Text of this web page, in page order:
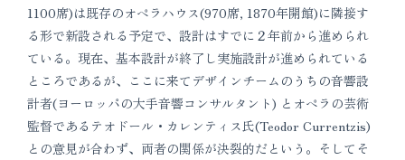
1100席)は既存のオペラハウス(970席, 1870年開館)に隣接す
る形で新設される予定で、設計はすでに２年前から進められ
ている。現在、基本設計が終了し実施設計が進められている
ところであるが、ここに来てデザインチームのうちの音響設
計者(ヨーロッパの大手音響コンサルタント) とオペラの芸術
監督であるテオドール・カレンティス氏(Teodor Currentzis)
との意見が合わず、両者の関係が決裂的だという。そしてそ